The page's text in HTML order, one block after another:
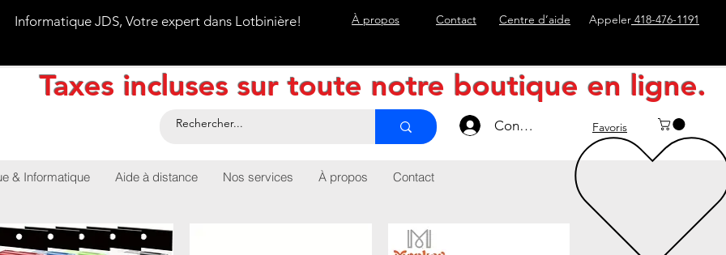
À propos Contact Centre d’aide Appeler 418-476-1191
Informatique JDS, Votre expert dans Lotbinière!
Connexion Favoris
& Informatique Aide à distance Nos services À propos Contact
Taxes incluses sur toute notre boutique en ligne.